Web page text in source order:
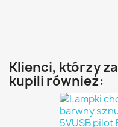
Klienci, którzy
kupili również: